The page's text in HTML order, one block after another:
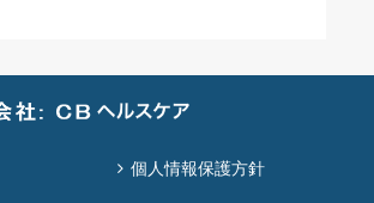
個人情報保護方針